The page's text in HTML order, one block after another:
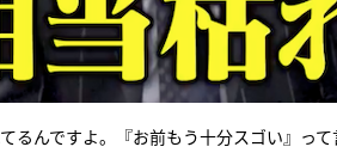
るんですよ。『お前もう十分スゴい』っ